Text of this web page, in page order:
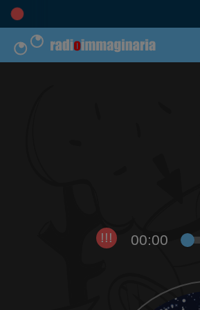
!!! 00:00